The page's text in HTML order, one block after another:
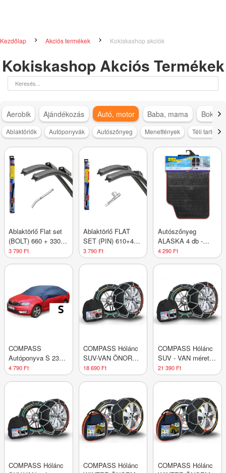
Kezdőlap Akciós termékek Kokiskashop akciók
Kokiskashop Akciós Termékek
Aerobik Ajándékozás Autó, motor Baba, mama
Ablaktörlők Autóponyvák Autószőnyeg Menetfények Téli
Ablaktörlő Flat set
(BOLT) 660 + 330
mm - CLIO IV
3 790 Ft
Ablaktörlő FLAT
SET (PIN) 610+480
mm OCT II
3 790 Ft
Autószőnyeg
ALASKA 4 db -
univerzális
4 290 Ft
COMPASS
Autóponyva S 233
x 147 x 51 cm
4 790 Ft
COMPASS Hólánc
SUV-VAN ÖNORM
méret 250
18 690 Ft
COMPASS Hólánc
SUV - VAN mérete
255
21 390 Ft
COMPASS Hólánc
COMPASS Hólánc
COMPASS Hólánc